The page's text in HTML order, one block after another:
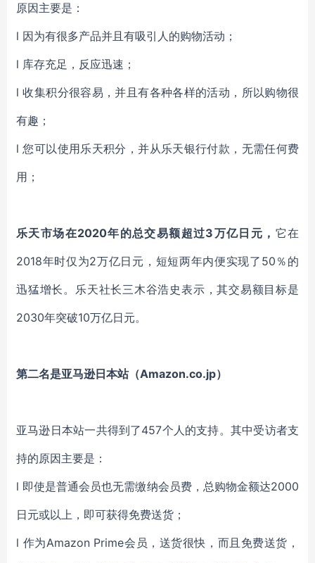
原因主要是：
l 因为有很多产品并且有吸引人的购物活动；
l 库存充足，反应迅速；
l收集积分很容易，并且有各种各样的活动，所以购物很
有趣；
l您可以使用乐天积分，并从乐天银行付款，无需任何费
用；
乐天市场在2020年的总交易额超过3万亿日元， 它在
2018年时仅为2万亿日元， 短短两年内便实现了 50％ 的
迅猛增长。 乐天社长三木谷浩史表示，其交易额目标是
2030年突破10万亿日元。
第二名是亚马逊日本站（Amazon.co.jp）
亚马逊日本站一共得到了457个人的支持。其中受访者支
持的原因主要是：
l 即使是普通会员也无需缴纳会员费，总购物金额达2000
日元或以上，即可获得免费送货；
l 作为Amazon Prime会员，送货很快，而且免费送货，